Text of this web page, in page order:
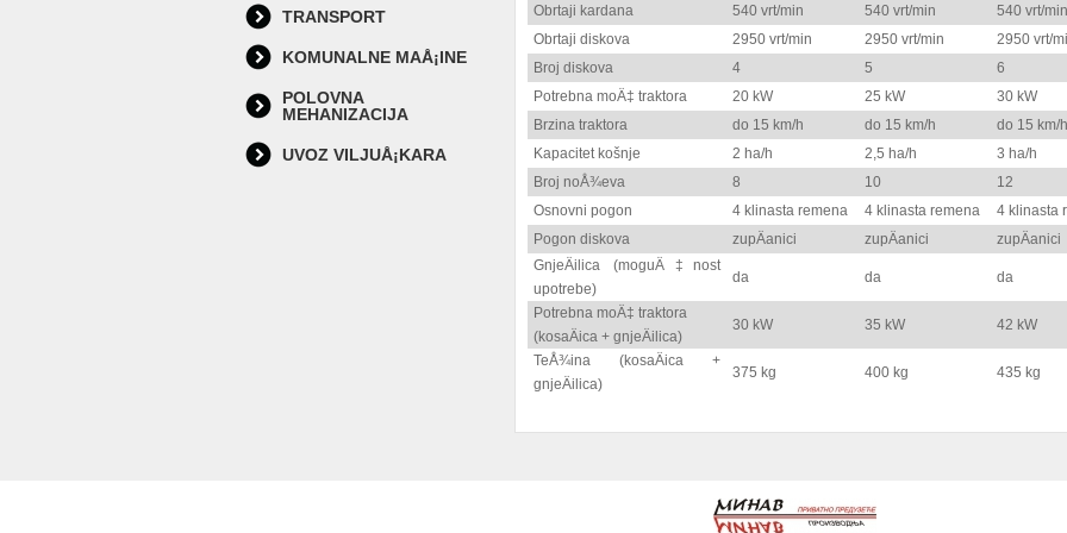
TRANSPORT
KOMUNALNE MAÅ¡INE
POLOVNA
MEHANIZACIJA
UVOZ VILJUÅ¡KARA
Obrtaji kardana
540 vrt/min 540 vrt/min
540 vrt/min
Obrtaji diskova
2950 vrt/min 2950 vrt/min
2950 vrt/
Broj diskova
4 5
6
Potrebna moÄ‡ traktora
20 kW 25 kW
30 kW
Brzina traktora
do 15 km/h do 15 km/h
do 15 km/h
Kapacitet košnje
2 ha/h 2,5 ha/h
3 ha/h
Broj noÅ¾eva
8 10
12
Osnovni pogon
4 klinasta remena 4 klinasta remena
4 klinasta
Pogon diskova
zupÄanici zupÄanici
zupÄanici
GnjeÄilica (moguÄ‡nost
upotrebe)
da da da
Potrebna moÄ‡ traktora
(kosaÄica + gnjeÄilica)
30 kW 35 kW 42 kW
TeÅ¾ina (kosaÄica +
gnjeÄilica)
375 kg 400 kg 435 kg